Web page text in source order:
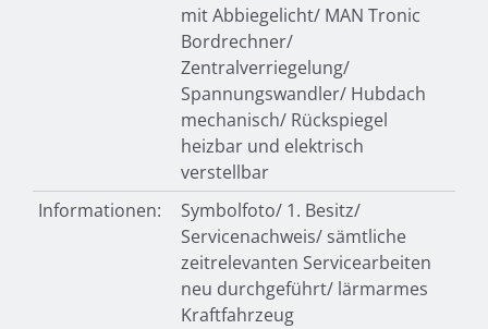
mit Abbiegelicht/ MAN Tronic
Bordrechner/
Zentralverriegelung/
Spannungswandler/ Hubdach
mechanisch/ Rückspiegel
heizbar und elektrisch
verstellbar
Informationen:
Symbolfoto/ 1. Besitz/
Servicenachweis/ sämtliche
zeitrelevanten Servicearbeiten
neu durchgeführt/ lärmarmes
Kraftfahrzeug